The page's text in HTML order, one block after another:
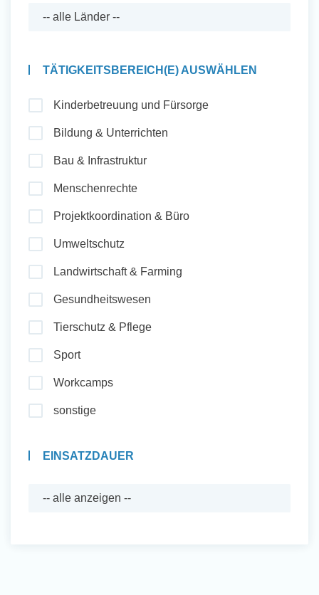
Auslandserfahrung Sammeln
Initiativbewerbung
TÄTIGKEITSBEREICH(E) AUSWÄHLEN
Kinderbetreuung und Fürsorge
Bildung & Unterrichten
Bau & Infrastruktur
Menschenrechte
Projektkoordination & Büro
Umweltschutz
Landwirtschaft & Farming
Gesundheitswesen
Tierschutz & Pflege
Sport
Workcamps
sonstige
EINSATZDAUER